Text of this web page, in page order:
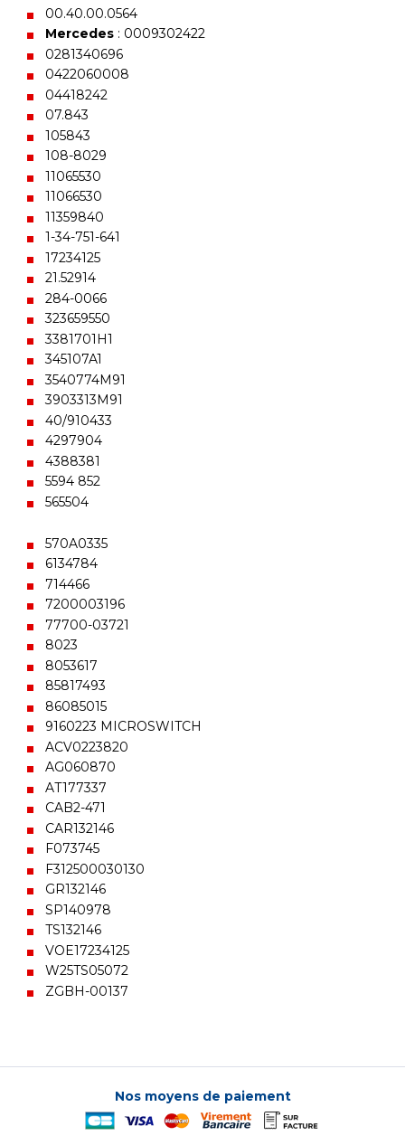
00.40.00.0564
Mercedes : 0009302422
0281340696
0422060008
04418242
07.843
105843
108-8029
11065530
11066530
11359840
1-34-751-641
17234125
21.52914
284-0066
323659550
3381701H1
345107A1
3540774M91
3903313M91
40/910433
4297904
4388381
5594 852
565504
570A0335
6134784
714466
7200003196
77700-03721
8023
8053617
85817493
86085015
9160223 MICROSWITCH
ACV0223820
AG060870
AT177337
CAB2-471
CAR132146
F073745
F312500030130
GR132146
SP140978
TS132146
VOE17234125
W25TS05072
ZGBH-00137
Nos moyens de paiement